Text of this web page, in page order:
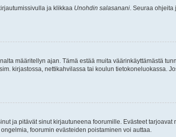
ja klikkaa Unohdin salasanani. Seuraa ohjeita
määritellyn ajan. Tämä estää muita väärinkäyttämästä
kirjastossa, nettikahvilassa tai koulun tietokoneluokassa.
ja pitävät sinut kirjautuneena foorumille. Evästeet
foorumin evästeiden poistaminen voi auttaa.